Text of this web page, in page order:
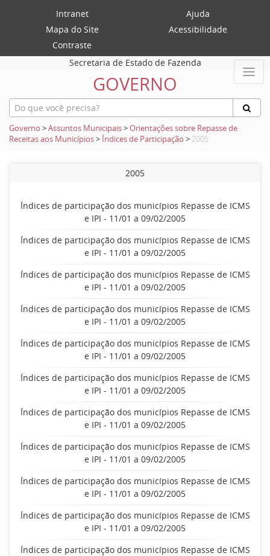
Intranet
Ajuda
Mapa do Site
Acessibilidade
Contraste
Secretaria de Estado de Fazenda
GOVERNO
Governo >Assuntos Municipais>Orientações sobre Repasse de
Receitas aos Municípios> Índices de Participação > 2005
2005
Índices de participação dos municípios Repasse de ICMS
e IPI - 11/01 a 09/02/2005
Índices de participação dos municípios Repasse de ICMS
e IPI - 11/01 a 09/02/2005
Índices de participação dos municípios Repasse de ICMS
e IPI - 11/01 a 09/02/2005
Índices de participação dos municípios Repasse de ICMS
e IPI - 11/01 a 09/02/2005
Índices de participação dos municípios Repasse de ICMS
e IPI - 11/01 a 09/02/2005
Índices de participação dos municípios Repasse de ICMS
e IPI - 11/01 a 09/02/2005
Índices de participação dos municípios Repasse de ICMS
e IPI - 11/01 a 09/02/2005
Índices de participação dos municípios Repasse de ICMS
e IPI - 11/01 a 09/02/2005
Índices de participação dos municípios Repasse de ICMS
e IPI - 11/01 a 09/02/2005
Índices de participação dos municípios Repasse de ICMS
e IPI - 11/01 a 09/02/2005
Índices de participação dos municípios Repasse de ICMS